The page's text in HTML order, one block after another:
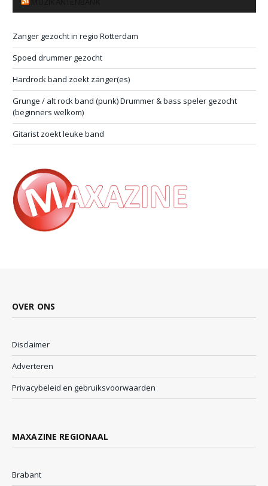
Zanger gezocht in regio Rotterdam
Spoed drummer gezocht
Hardrock band zoekt zanger(es)
Grunge / alt rock band (punk) Drummer & bass speler gezocht
(beginners welkom)
Gitarist zoekt leuke band
OVER ONS
Disclaimer
Adverteren
Privacybeleid en gebruiksvoorwaarden
MAXAZINE REGIONAAL
Brabant